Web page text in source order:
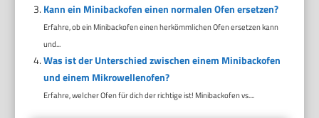
Kann ein Minibackofen einen normalen Ofen ersetzen?
Erfahre, ob ein Minibackofen einen herkömmlichen Ofen ersetzen kann
und...
Was ist der Unterschied zwischen einem Minibackofen
und einem Mikrowellenofen?
Erfahre, welcher Ofen für dich der richtige ist! Minibackofen vs....